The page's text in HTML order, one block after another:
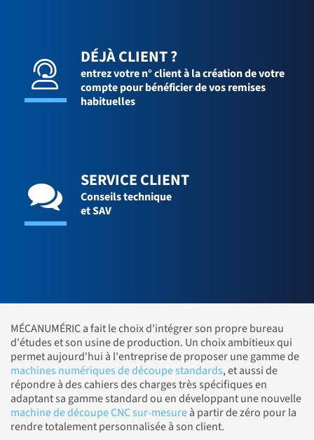
DÉJÀ CLIENT ?
entrez votre n° client à la création de votre
compte pour bénéficier de vos remises
habituelles
SERVICE CLIENT
Conseils technique
et SAV
MÉCANUMÉRIC a fait le choix d'intégrer son propre bureau
d'études et son usine de production. Un choix ambitieux qui
permet aujourd'hui à l'entreprise de proposer une gamme de
machines numériques de découpe standards, et aussi de
répondre à des cahiers des charges très spécifiques en
adaptant sa gamme standard ou en développant une nouvelle
machine de découpe CNC sur-mesureà partir de zéro pour la
rendre totalement personnalisée à son client.